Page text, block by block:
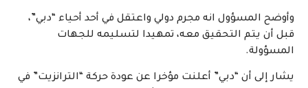
وأوضح المسؤول انه مجرم دولي واعتقل في أحد أحياء “دبي”،
قبل أن يتم التحقيق معه، تمهيدا لتسليمه للجهات
المسؤولة.
يشار إلى أن “دبي” أعلنت مؤخرا عن عودة حركة “الترانزيت” في